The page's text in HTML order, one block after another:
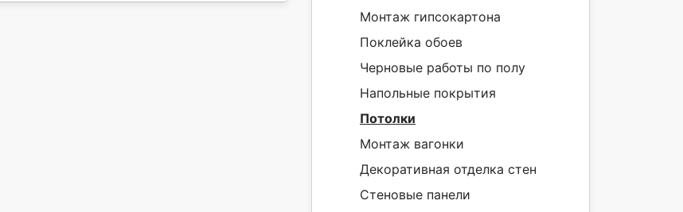
Монтаж гипсокартона
Поклейка обоев
Черновые работы по полу
Напольные покрытия
Потолки
Монтаж вагонки
Декоративная отделка стен
Стеновые панели